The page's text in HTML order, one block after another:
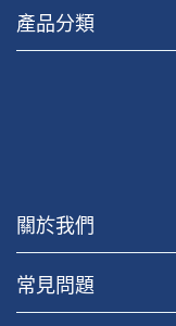
產品分類
關於我們
常見問題